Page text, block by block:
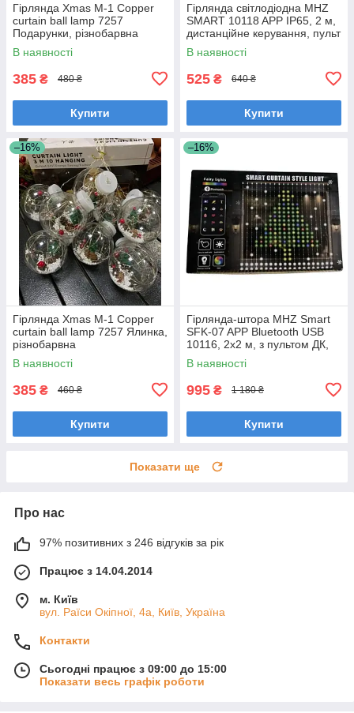
Гірлянда Xmas M-1 Copper
curtain ball lamp 7257
Подарунки, різнобарвна
В наявності
385 ₴ 480 ₴
Купити
Гірлянда світлодіодна MHZ
SMART 10118 APP IP65, 2 м,
дистанційне керування, пульт
ДК
В наявності
525 ₴ 640 ₴
Купити
–16%
Гірлянда Xmas M-1 Copper
curtain ball lamp 7257 Ялинка,
різнобарвна
В наявності
385 ₴ 460 ₴
Купити
–16%
Гірлянда-штора MHZ Smart
SFK-07 APP Bluetooth USB
10116, 2х2 м, з пультом ДК,
різнобарвна
В наявності
995 ₴ 1 180 ₴
Купити
Показати ще
Про нас
97% позитивних з 246 відгуків за рік
Працює з 14.04.2014
м. Київ
вул. Раїси Окіпної, 4а, Київ, Україна
Контакти
Сьогодні працює з 09:00 до 15:00
Показати весь графік роботи